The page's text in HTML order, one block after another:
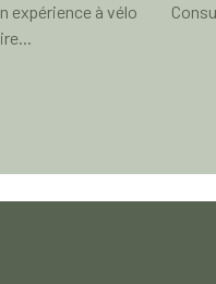
expérience à vélo